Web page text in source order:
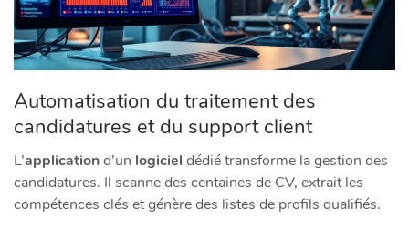
Automatisation du traitement des
candidatures et du support client
L’applicationd’un logiciel dédié transforme la gestion des
candidatures. Il scanne des centaines de CV, extrait les
compétences clés et génère des listes de profils qualifiés.